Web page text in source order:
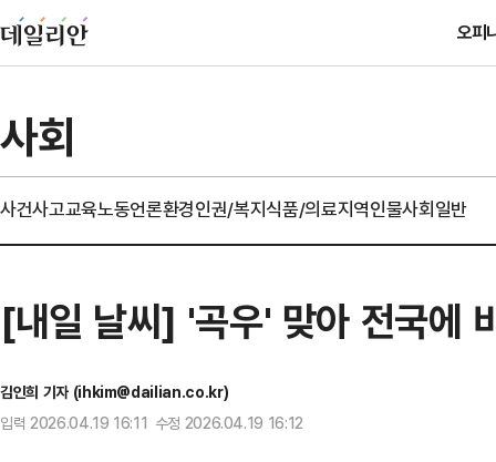
오피
사회
사건사고교육노동언론환경인권/복지식품/의료지역인물사회일반
[내일 날씨] '곡우' 맞아 전국에
김인희 기자 (ihkim@dailian.co.kr)
입력 2026.04.19 16:11 수정 2026.04.19 16:12